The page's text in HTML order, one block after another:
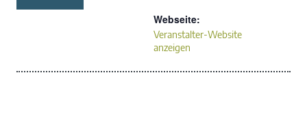
Webseite:
Veranstalter-Website
anzeigen